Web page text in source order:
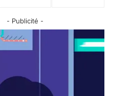
- Publicité -